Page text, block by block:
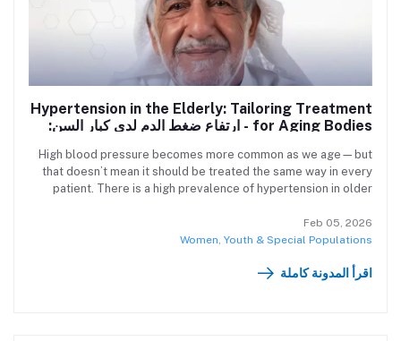
Hypertension in the Elderly: Tailoring Treatment
for Aging Bodies - ارتفاع ضغط الدم لدى كبار السن:
High blood pressure becomes more common as we age—but
that doesn’t mean it should be treated the same way in every
patient. There is a high prevalence of hypertension in older
morbidity and mortality, and it is therefore mandatory to treat
hypertension, even in older age. However, blood pressure
been fully defined. يُصبح ارتفاع ضغط الدم أكثر شيوعًا مع التقدم في
Feb 05, 2026
Women, Youth & Special Populations
اقرأ المدونة كاملة